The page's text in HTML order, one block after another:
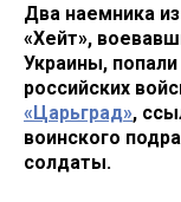
Два наемника
«Хейт»,
Украины,
российских
«Царьград»,
воинского
солдаты.